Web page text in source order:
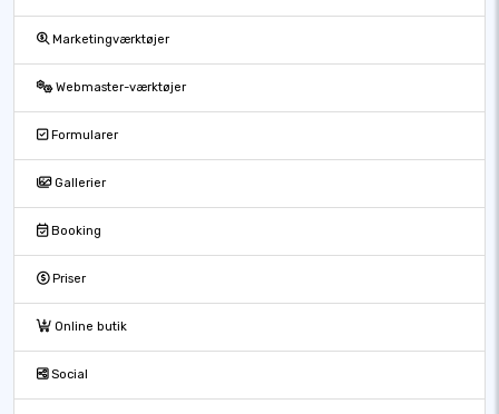
Marketingværktøjer
Webmaster-værktøjer
Formularer
Gallerier
Booking
Priser
Online butik
Social